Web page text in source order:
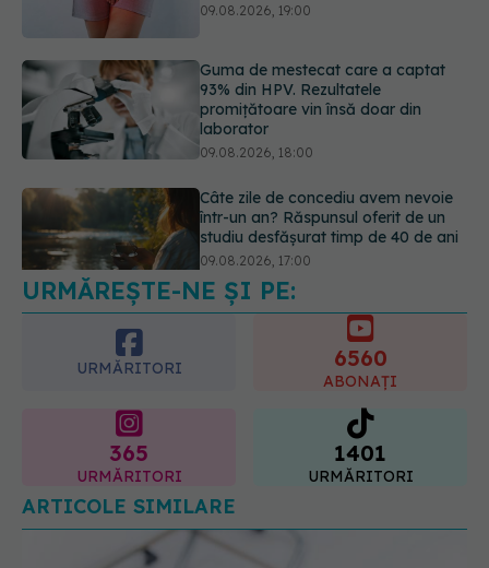
laborator
Câte zile de concediu avem nevoie
într-un an? Răspunsul oferit de un
studiu desfășurat timp de 40 de ani
09.08.2026, 17:00
Reclamele din platformele medicale
AI pot influența prescrierea
medicamentelor
09.08.2026, 21:00
URMĂREȘTE-NE ȘI PE:
URMĂRITORI 6560
365
URMĂRITORI
1401
URMĂRITORI